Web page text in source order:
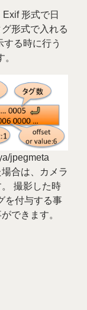
形式で日
形式で入れる
る時に行う
jpegmeta
合は、カメラ
撮影した時
を付与する事
できます。